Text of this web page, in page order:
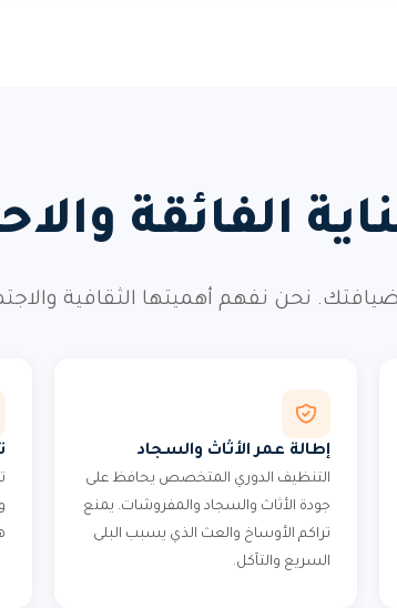
الفائقة
نحن نفهم أهميتها الثقافية
إطالة عمر الأثاث والسجاد
التنظيف الدوري المتخصص يحافظ على
جودة الأثاث والسجاد والمفروشات. يمنع
تراكم الأوساخ والعث الذي يسبب البلى
السريع والتآكل.